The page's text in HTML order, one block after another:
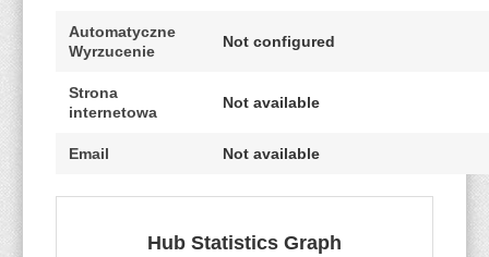
Automatyczne
Wyrzucenie
Not configured
Strona
internetowa
Not available
Email Not available
Hub Statistics Graph